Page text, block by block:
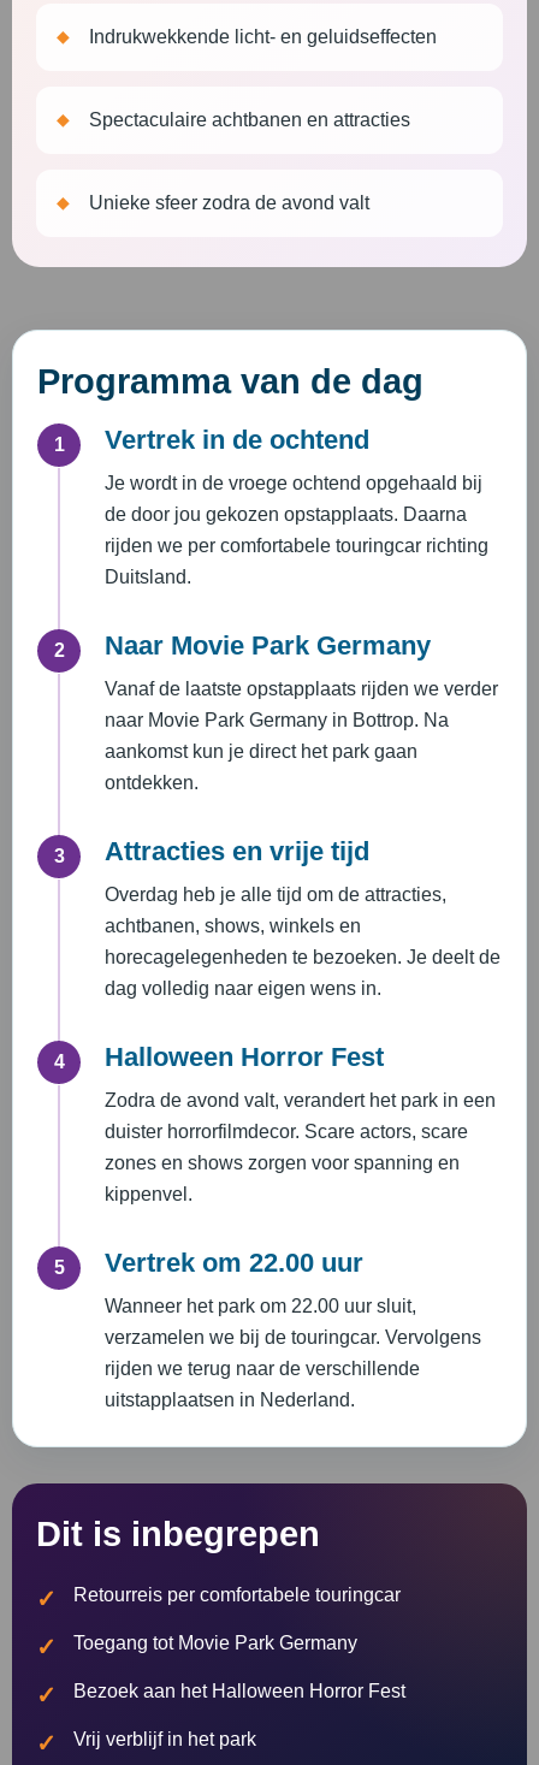
Indrukwekkende licht- en geluidseffecten
Spectaculaire achtbanen en attracties
Unieke sfeer zodra de avond valt
Programma van de dag
1 Vertrek in de ochtend
Je wordt in de vroege ochtend opgehaald bij
de door jou gekozen opstapplaats. Daarna
rijden we per comfortabele touringcar richting
Duitsland.
2 Naar Movie Park Germany
Vanaf de laatste opstapplaats rijden we verder
naar Movie Park Germany in Bottrop. Na
aankomst kun je direct het park gaan
ontdekken.
3 Attracties en vrije tijd
Overdag heb je alle tijd om de attracties,
achtbanen, shows, winkels en
horecagelegenheden te bezoeken. Je deelt de
dag volledig naar eigen wens in.
4 Halloween Horror Fest
Zodra de avond valt, verandert het park in een
duister horrorfilmdecor. Scare actors, scare
zones en shows zorgen voor spanning en
kippenvel.
5 Vertrek om 22.00 uur
Wanneer het park om 22.00 uur sluit,
verzamelen we bij de touringcar. Vervolgens
rijden we terug naar de verschillende
uitstapplaatsen in Nederland.
Dit is inbegrepen
Retourreis per comfortabele touringcar
Toegang tot Movie Park Germany
Bezoek aan het Halloween Horror Fest
Vrij verblijf in het park